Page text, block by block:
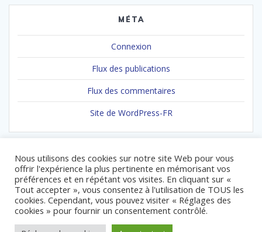
MÉTA
Connexion
Flux des publications
Flux des commentaires
Site de WordPress-FR
© 2026 Association Gendarmes de Coeur. Built using WordPress
Nous utilisons des cookies sur notre site Web pour vous
offrir l'expérience la plus pertinente en mémorisant vos
préférences et en répétant vos visites. En cliquant sur «
Tout accepter », vous consentez à l'utilisation de TOUS les
cookies. Cependant, vous pouvez visiter « Réglages des
cookies » pour fournir un consentement contrôlé.